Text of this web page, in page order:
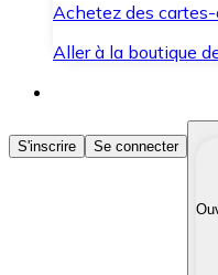
Achetez des
Aller à la boutique
Acheter des
Achetez les
Convertissez vos
S'inscrire Se connecter